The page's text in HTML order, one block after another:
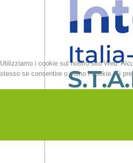
Utilizziamo i cookie sul nostro sito Web.
stesso se consentire o meno i cookie. Ti